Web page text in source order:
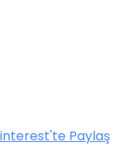
Paylaş